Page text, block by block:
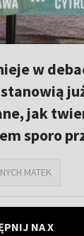
w
jak
sporo
MATEK
NA X